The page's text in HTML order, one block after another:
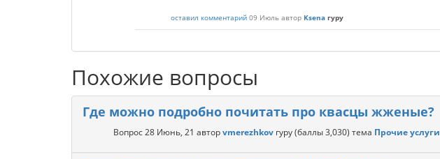
оставил комментарий 09 Июль автор Ksena гуру
Похожие вопросы
Где можно подробно почитать про квасцы жженые?
Вопрос28 Июнь, 21 авторvmerezhkov гуру(баллы3,030) тема Прочие услуги